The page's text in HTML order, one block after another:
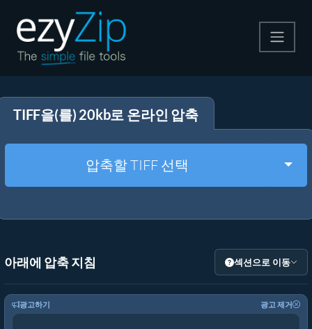
압축 해제
기타 도구
TIFF을(를) 20kb로 온라인 압축
압축할 TIFF 선택
아래에 압축 지침 섹션으로 이동
광고하기 광고 제거